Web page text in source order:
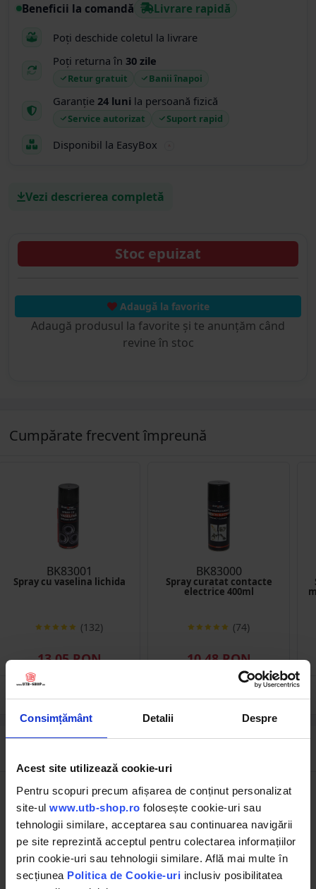
Consimțământ Detalii Despre
Acest site utilizează cookie-uri
Pentru scopuri precum afișarea de conținut personalizat
site-ul www.utb-shop.ro folosește cookie-uri sau
tehnologii similare, acceptarea sau continuarea navigării
pe site reprezintă acceptul pentru colectarea informațiilor
prin cookie-uri sau tehnologii similare. Află mai multe în
secțiunea Politica de Cookie-uri inclusiv posibilitatea
Beneficii la comandă Livrare rapidă
Poți deschide coletul la livrare
Poți returna în 30 zile
Retur gratuit Banii înapoi
Garanție 24 luni la persoană fizică
Service autorizat Suport rapid
Disponibil la EasyBox
Vezi descrierea completă
Stoc epuizat
Adaugă la favorite
Adaugă produsul la favorite și te anunțăm când
revine în stoc
Cumpărate frecvent împreună
BK83001
Spray cu vaselina lichida
(132)
13.05 RON
BK83000
Spray curatat contacte
electrice 400ml
(74)
10.48 RON
JCB
COD OEM
331/31247
MODEL
3CX, 4CX